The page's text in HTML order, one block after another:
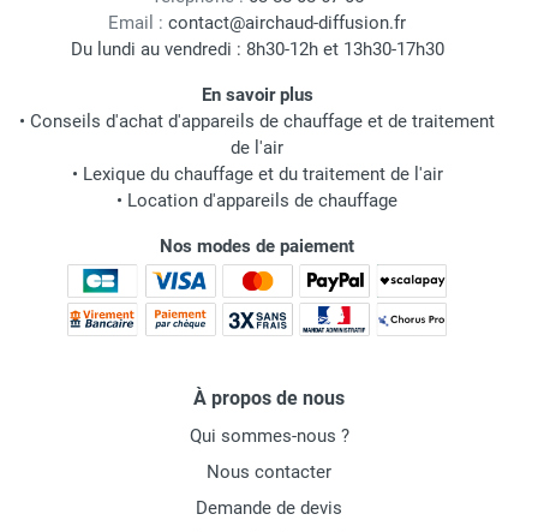
Email : contact@airchaud-diffusion.fr
Du lundi au vendredi : 8h30-12h et 13h30-17h30
En savoir plus
• Conseils d'achat d'appareils de chauffage et de traitement
de l'air
• Lexique du chauffage et du traitement de l'air
• Location d'appareils de chauffage
Nos modes de paiement
À propos de nous
Qui sommes-nous ?
Nous contacter
Demande de devis